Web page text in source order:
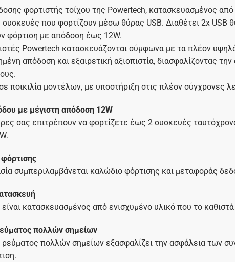
φορτιστής τοίχου της Powertech, κατασκευασμένος από
που φορτίζουν μέσω θύρας USB. Διαθέτει 2x USB
φόρτιση με απόδοση έως 12W.
Powertech κατασκευάζονται σύμφωνα με τα πλέον
απόδοση και εξαιρετική αξιοπιστία, διασφαλίζοντας
ποικιλία μοντέλων, με υποστήριξη στις πλέον σύγχρονες
με μέγιστη απόδοση 12W
σας επιτρέπουν να φορτίζετε έως 2 συσκευές
συμπεριλαμβάνεται καλώδιο φόρτισης και μεταφοράς
κατασκευασμένος από ενισχυμένο υλικό που το
πολλών σημείων
ρεύματος πολλών σημείων εξασφαλίζει την ασφάλεια των